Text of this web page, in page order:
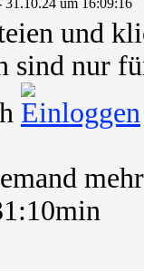
31.10.24 um 16:09:16
und
sind nur